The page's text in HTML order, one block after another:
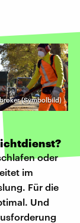
(Symbolbild)
oder
im
Für die
Und